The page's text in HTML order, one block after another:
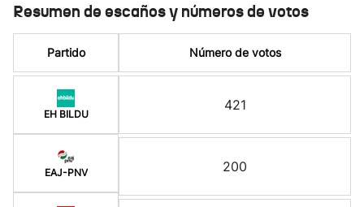
Resumen de escaños y números de votos
Partido
EH BILDU
EAJ-PNV
Número de votos
421
200